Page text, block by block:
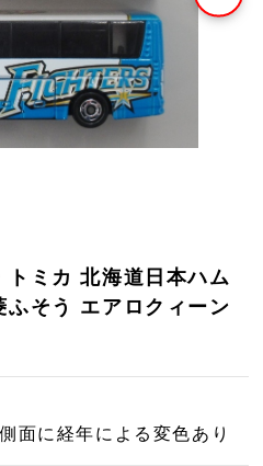
トミカ 北海道日本ハム
そう エアロクィーン
面に経年による変色あり